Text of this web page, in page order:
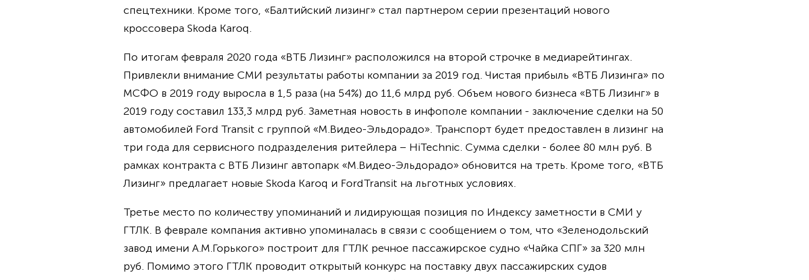
спецтехники. Кроме того, «Балтийский лизинг» стал партнером серии презентаций нового
кроссовера Skoda Karoq.
По итогам февраля 2020 года «ВТБ Лизинг» расположился на второй строчке в медиарейтингах.
Привлекли внимание СМИ результаты работы компании за 2019 год. Чистая прибыль «ВТБ Лизинга» по
МСФО в 2019 году выросла в 1,5 раза (на 54%) до 11,6 млрд руб. Объем нового бизнеса «ВТБ Лизинг» в
2019 году составил 133,3 млрд руб. Заметная новость в инфополе компании - заключение сделки на 50
автомобилей Ford Transit с группой «М.Видео-Эльдорадо». Транспорт будет предоставлен в лизинг на
три года для сервисного подразделения ритейлера – HiTechnic. Сумма сделки - более 80 млн руб. В
рамках контракта с ВТБ Лизинг автопарк «М.Видео-Эльдорадо» обновится на треть. Кроме того, «ВТБ
Лизинг» предлагает новые Skoda Karoq и FordTransit на льготных условиях.
Третье место по количеству упоминаний и лидирующая позиция по Индексу заметности в СМИ у
ГТЛК. В феврале компания активно упоминалась в связи с сообщением о том, что «Зеленодольский
завод имени А.М.Горького» построит для ГТЛК речное пассажирское судно «Чайка СПГ» за 320 млн
руб. Помимо этого ГТЛК проводит открытый конкурс на поставку двух пассажирских судов